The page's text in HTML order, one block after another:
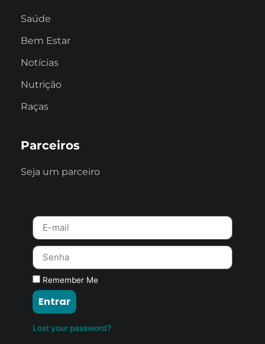
Saúde
Bem Estar
Notícias
Nutrição
Raças
Parceiros
Seja um parceiro
Remember Me
Entrar
Lost your password?